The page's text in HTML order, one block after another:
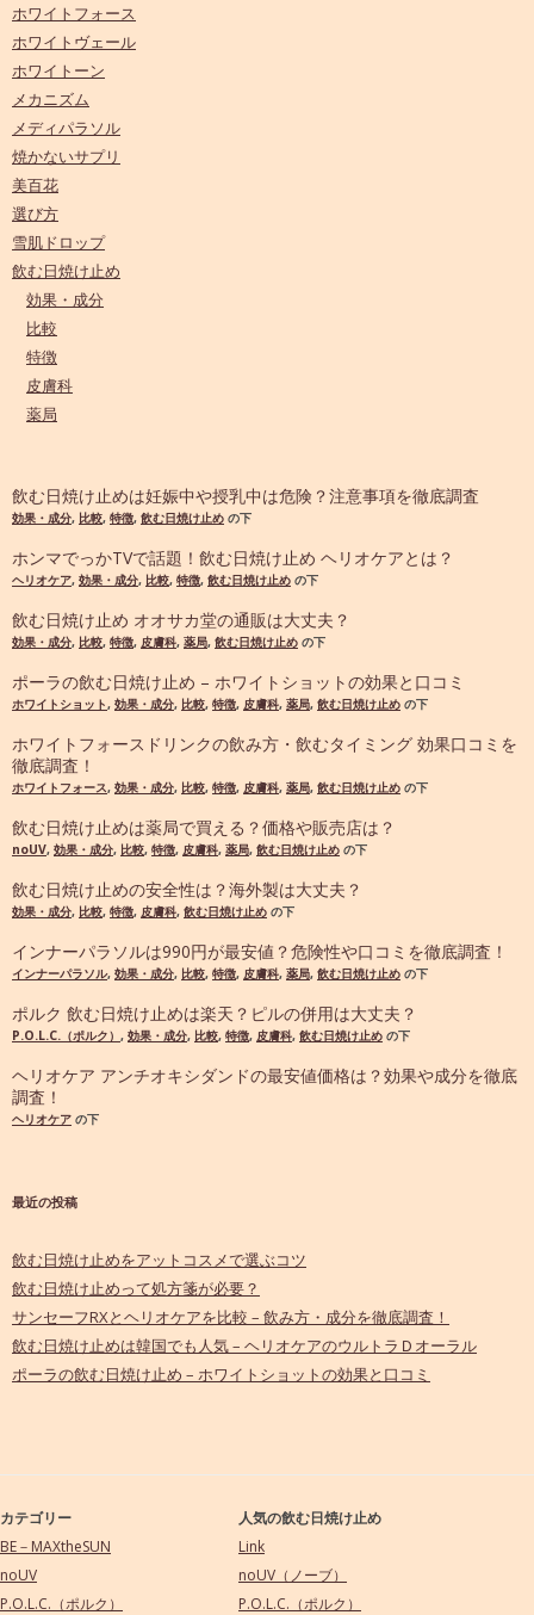
ホワイトフォース
ホワイトヴェール
ホワイトーン
メカニズム
メディパラソル
焼かないサプリ
美百花
選び方
雪肌ドロップ
飲む日焼け止め
効果・成分
比較
特徴
皮膚科
薬局
飲む日焼け止めは妊娠中や授乳中は危険？注意事項を徹底調査
効果・成分, 比較, 特徴, 飲む日焼け止め の下
ホンマでっかTVで話題！飲む日焼け止め ヘリオケアとは？
ヘリオケア, 効果・成分, 比較, 特徴, 飲む日焼け止め の下
飲む日焼け止め オオサカ堂の通販は大丈夫？
効果・成分, 比較, 特徴, 皮膚科, 薬局, 飲む日焼け止め の下
ポーラの飲む日焼け止め – ホワイトショットの効果と口コミ
ホワイトショット, 効果・成分, 比較, 特徴, 皮膚科, 薬局, 飲む日焼け止め の下
ホワイトフォースドリンクの飲み方・飲むタイミング 効果口コミを
徹底調査！
ホワイトフォース, 効果・成分, 比較, 特徴, 皮膚科, 薬局, 飲む日焼け止め の下
飲む日焼け止めは薬局で買える？価格や販売店は？
noUV, 効果・成分, 比較, 特徴, 皮膚科, 薬局, 飲む日焼け止め の下
飲む日焼け止めの安全性は？海外製は大丈夫？
効果・成分, 比較, 特徴, 皮膚科, 飲む日焼け止め の下
インナーパラソルは990円が最安値？危険性や口コミを徹底調査！
インナーパラソル, 効果・成分, 比較, 特徴, 皮膚科, 薬局, 飲む日焼け止め の下
ポルク 飲む日焼け止めは楽天？ピルの併用は大丈夫？
P.O.L.C.（ポルク） , 効果・成分, 比較, 特徴, 皮膚科, 飲む日焼け止め の下
ヘリオケア アンチオキシダンドの最安値価格は？効果や成分を徹底
調査！
ヘリオケア の下
最近の投稿
飲む日焼け止めをアットコスメで選ぶコツ
飲む日焼け止めって処方箋が必要？
サンセーフRXとヘリオケアを比較 – 飲み方・成分を徹底調査！
飲む日焼け止めは韓国でも人気 – ヘリオケアのウルトラＤオーラル
ポーラの飲む日焼け止め – ホワイトショットの効果と口コミ
カテゴリー
BE－MAXtheSUN
noUV
P.O.L.C.（ポルク）
人気の飲む日焼け止め
Link
noUV（ノーブ）
P.O.L.C.（ポルク）